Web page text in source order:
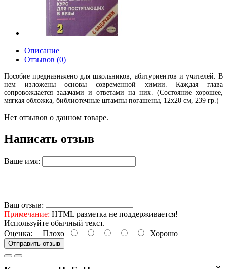
Описание
Отзывов (0)
Пособие предназначено для школьников, абитуриентов и учителей. В
нем изложены основы современной химии. Каждая глава
сопровождается задачами и ответами на них. (Состояние хорошее,
мягкая обложка, библиотечные штампы погашены, 12х20 см, 239 гр.)
Нет отзывов о данном товаре.
Написать отзыв
Ваше имя:
Ваш отзыв:
Примечание: HTML разметка не поддерживается!
Используйте обычный текст.
Оценка: Плохо Хорошо
Отправить отзыв